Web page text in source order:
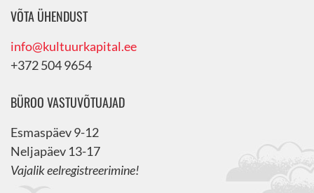
VÕTA ÜHENDUST
info@kultuurkapital.ee
+372 504 9654
BÜROO VASTUVÕTUAJAD
Esmaspäev 9-12
Neljapäev 13-17
Vajalik eelregistreerimine!